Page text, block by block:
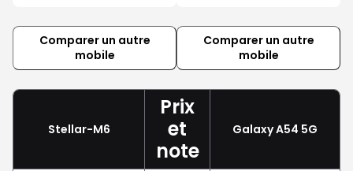
Comparer un autre
mobile
Comparer un autre
mobile
Stellar-M6
Prix
et
note
Galaxy A54 5G